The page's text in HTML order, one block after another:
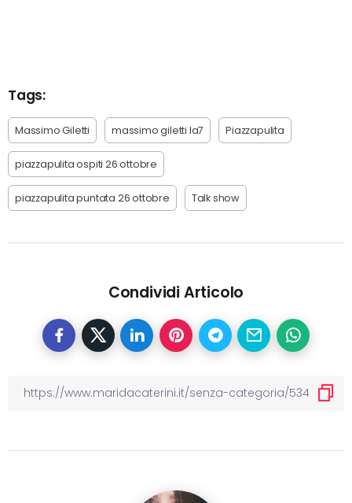
Tags:
Massimo Giletti massimo giletti la7 Piazzapulita
piazzapulita ospiti 26 ottobre
piazzapulita puntata 26 ottobre Talk show
Condividi Articolo